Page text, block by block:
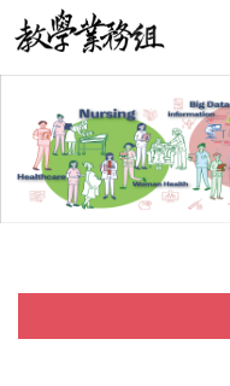
跳
到
主